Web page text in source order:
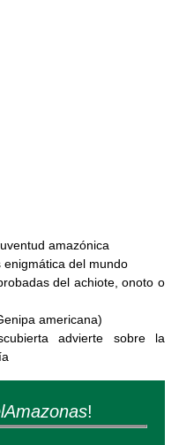
amazónica
del mundo
del achiote, onoto o
americana)
advierte sobre la
!